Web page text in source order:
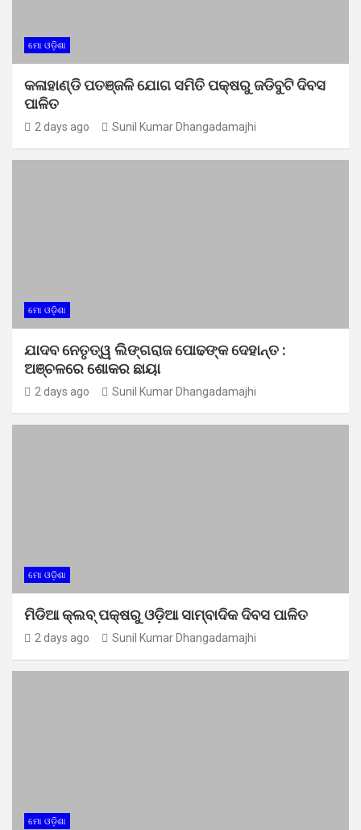
ମୋ ଓଡ଼ିଶା
କଳାହାଣ୍ଡି ପତଞ୍ଜଳି ଯୋଗ ସମିତି ପକ୍ଷରୁ ଜଡିବୁଟି ଦିବସ
ପାଳିତ
2 days ago Sunil Kumar Dhangadamajhi
ମୋ ଓଡ଼ିଶା
ଯାଦବ ନେତୃତ୍ୱ ଲିଙ୍ଗରାଜ ପୋଢଙ୍କ ଦେହାନ୍ତ :
ଅଞ୍ଚଳରେ ଶୋକର ଛାୟା
2 days ago Sunil Kumar Dhangadamajhi
ମୋ ଓଡ଼ିଶା
ମିଡିଆ କ୍ଲବ୍ ପକ୍ଷରୁ ଓଡ଼ିଆ ସାମ୍ବାଦିକ ଦିବସ ପାଳିତ
2 days ago Sunil Kumar Dhangadamajhi
ମୋ ଓଡ଼ିଶା